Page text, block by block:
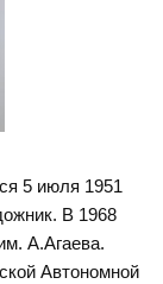
5 июля 1951
В 1968
А.Агаева.
Автономной